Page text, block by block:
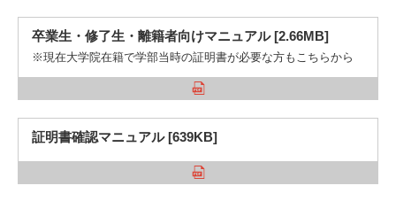
卒業生・修了生・離籍者向けマニュアル [2.66MB]
※現在大学院在籍で学部当時の証明書が必要な方もこちらから
証明書確認マニュアル [639KB]